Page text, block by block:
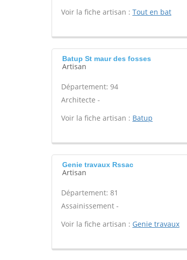
Voir la fiche artisan : Tout en bat
Batup St maur des fosses
Artisan
Département: 94
Architecte -
Voir la fiche artisan : Batup
Genie travaux Rssac
Artisan
Département: 81
Assainissement -
Voir la fiche artisan : Genie travaux